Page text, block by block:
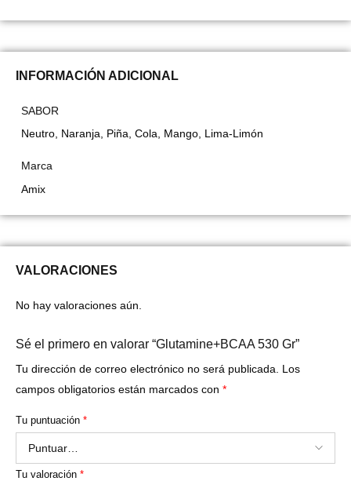
INFORMACIÓN ADICIONAL
SABOR
Neutro, Naranja, Piña, Cola, Mango, Lima-Limón
Marca
Amix
VALORACIONES
No hay valoraciones aún.
Sé el primero en valorar “Glutamine+BCAA 530 Gr”
Tu dirección de correo electrónico no será publicada.
Los
campos obligatorios están marcados con *
Tu puntuación *
Tu valoración *